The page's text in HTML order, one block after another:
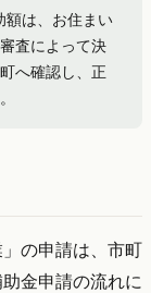
額は、お住まい
査によって決
へ確認し、正
の申請は、市町
金申請の流れに